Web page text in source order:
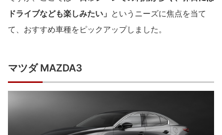
ドライブなども楽しみたい」 というニーズに焦点を当て
て、おすすめ車種をピックアップしました。
マツダ MAZDA3